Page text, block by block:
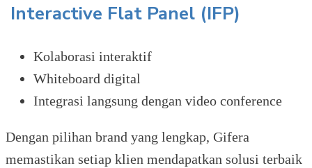
Interactive Flat Panel (IFP)
Kolaborasi interaktif
Whiteboard digital
Integrasi langsung dengan video conference
Dengan pilihan brand yang lengkap, Gifera
memastikan setiap klien mendapatkan solusi terbaik